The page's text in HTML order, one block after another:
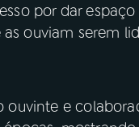
por dar
ouviam serem
ouvinte e